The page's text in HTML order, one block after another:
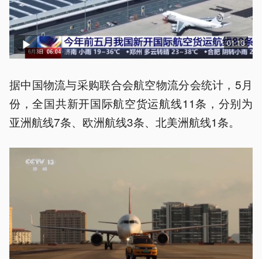
01:13
据中国物流与采购联合会航空物流分会统计，5月
份，全国共新开国际航空货运航线11条，分别为
亚洲航线7条、欧洲航线3条、北美洲航线1条。